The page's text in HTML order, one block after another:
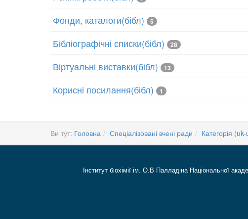
Фонди, каталоги(бібл) 5
Бібліографічні списки(бібл) 28
Віртуальні виставки(бібл) 13
Корисні посилання(бібл) 1
Ви тут: Головна Спеціалізовані вчені ради Категорія
Інститут біохімії ім. О.В Палладіна Національної